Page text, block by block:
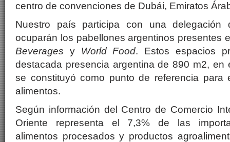
centro de convenciones de Dubái, Emiratos
Nuestro país participa con una delegación
ocuparán los pabellones argentinos presentes
Beverages yWorld Food. Estos espacios
destacada presencia argentina de 890 m2, en
se constituyó como punto de referencia para
alimentos.
Según información del Centro de Comercio
Oriente representa el 7,3% de las
alimentos procesados y productos